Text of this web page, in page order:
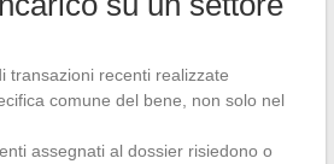
transazioni recenti realizzate
comune del bene, non solo nel
assegnati al dossier risiedono o